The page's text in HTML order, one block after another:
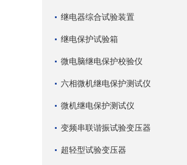
继电器综合试验装置
继电保护试验箱
微电脑继电保护校验仪
六相微机继电保护测试仪
微机继电保护测试仪
变频串联谐振试验变压器
超轻型试验变压器